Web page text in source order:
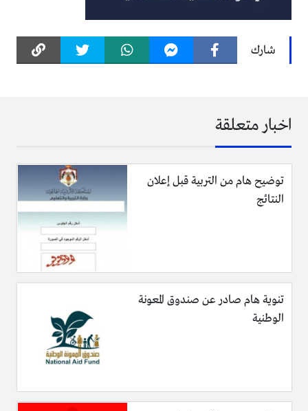
شارك
اخبار متعلقة
توضيح هام من التربية قبل إعلان
النتائج
تنوية هام صادر عن صندوق المعونة
الوطنية